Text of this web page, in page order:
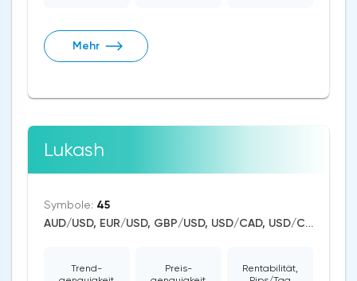
Mehr
Lukash
Symbole: 45
AUD/USD, EUR/USD, GBP/USD, USD/CAD, USD/CHF, USD/JPY, CAD/CHF, EUR/AUD, EUR/NZD, EUR/GBP, CAD/JPY, EUR/CHF, GBP/AUD, GBP/NZD, AUD/NZD, GBP/CHF, NZD/CHF, AUD/CHF, EUR/JPY, CHF/JPY, EUR/CAD, GBP/JPY, NZD/JPY, AUD/JPY, NZD/USD, GBP/CAD, NZD/CAD, AUD/CAD, Bitcoin/USD, US Dollar Index, DAX, Dow Jones, NASDAQ 100, S&P 500, Brent Crude Oil, WTI Crude Oil, Natural Gas, Silver, Gold, Copper, Apple, Netflix, Meta Platforms, Amazon, Tesla Motors
Trend-
Preis-
Rentabilität,